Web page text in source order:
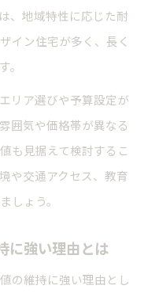
度の申請手順と注意
費用の知識
の内訳と計算方法
意外とかかる諸費用
用の見落としポイン
用の注意点とは
クポイント
リスクの見極め方
、地域特性に応じた耐
イン住宅が多く、長く
。
リア選びや予算設定が
囲気や価格帯が異なる
も見据えて検討するこ
や交通アクセス、教育
しょう。
に強い理由とは
の維持に強い理由とし